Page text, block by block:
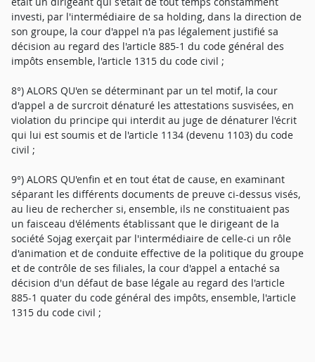
investi, par l'intermédiaire de sa holding, dans la direction de
son groupe, la cour d'appel n'a pas légalement justifié sa
décision au regard des l'article 885-1 du code général des
impôts ensemble, l'article 1315 du code civil ;
8°) ALORS QU'en se déterminant par un tel motif, la cour
d'appel a de surcroit dénaturé les attestations susvisées, en
violation du principe qui interdit au juge de dénaturer l'écrit
qui lui est soumis et de l'article 1134 (devenu 1103) du code
civil ;
9°) ALORS QU'enfin et en tout état de cause, en examinant
séparant les différents documents de preuve ci-dessus visés,
au lieu de rechercher si, ensemble, ils ne constituaient pas
un faisceau d'éléments établissant que le dirigeant de la
société Sojag exerçait par l'intermédiaire de celle-ci un rôle
d'animation et de conduite effective de la politique du groupe
et de contrôle de ses filiales, la cour d'appel a entaché sa
décision d'un défaut de base légale au regard des l'article
885-1 quater du code général des impôts, ensemble, l'article
1315 du code civil ;